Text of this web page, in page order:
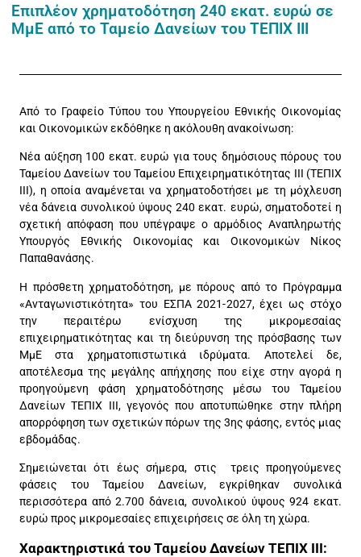
Επιπλέον χρηματοδότηση 240 εκατ. ευρώ σε
ΜμΕ από το Ταμείο Δανείων του ΤΕΠΙΧ ΙΙΙ
Από το Γραφείο Τύπου του Υπουργείου Εθνικής Οικονομίας
και Οικονομικών εκδόθηκε η ακόλουθη ανακοίνωση:
​Νέα αύξηση 100 εκατ. ευρώ για τους δημόσιους πόρους του
Ταμείου Δανείων του Ταμείου Επιχειρηματικότητας ΙΙΙ (ΤΕΠΙΧ
ΙΙΙ), η οποία αναμένεται να χρηματοδοτήσει με τη μόχλευση
νέα δάνεια συνολικού ύψους 240 εκατ. ευρώ, σηματοδοτεί η
σχετική απόφαση που υπέγραψε ο αρμόδιος Αναπληρωτής
Υπουργός Εθνικής Οικονομίας και Οικονομικών Νίκος
Παπαθανάσης.
Η πρόσθετη χρηματοδότηση, με πόρους από το Πρόγραμμα
«Ανταγωνιστικότητα» του ΕΣΠΑ 2021-2027, έχει ως στόχο
την περαιτέρω ενίσχυση της μικρομεσαίας
επιχειρηματικότητας και τη διεύρυνση της πρόσβασης των
ΜμΕ στα χρηματοπιστωτικά ιδρύματα. Αποτελεί δε,
αποτέλεσμα της μεγάλης απήχησης που είχε στην αγορά η
προηγούμενη φάση χρηματοδότησης μέσω του Ταμείου
Δανείων ΤΕΠΙΧ ΙΙΙ, γεγονός που αποτυπώθηκε στην πλήρη
απορρόφηση των σχετικών πόρων της 3ης φάσης, εντός μιας
εβδομάδας.
Σημειώνεται ότι έως σήμερα, στις τρεις προηγούμενες
φάσεις του Ταμείου Δανείων, εγκρίθηκαν συνολικά
περισσότερα από 2.700 δάνεια, συνολικού ύψους 924 εκατ.
ευρώ προς μικρομεσαίες επιχειρήσεις σε όλη τη χώρα.
Χαρακτηριστικά του Ταμείου Δανείων ΤΕΠΙΧ ΙΙΙ: